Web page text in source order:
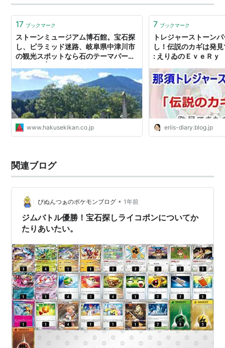
17 ブックマーク
ストーンミュージアム博石館。宝石探
し、ピラミッド迷路、岐阜県中津川市
の観光スポットなら石のテーマパーク
館。宝石探し体験、ピラミッド迷路、
手作り体験ができる岐阜県中津川市の
石のテーマパーク。
www.hakusekikan.co.jp
7 ブックマーク
トレジャーストーン
し！伝説のカギは発
: えりゐのＥｖｅＲ
eriis-diary.blog.jp
関連ブログ
ぴぬんつぁのポケモンブログ • 1年前
ジムバトル優勝！宝石探しライコポンについてか
たりあいたい。